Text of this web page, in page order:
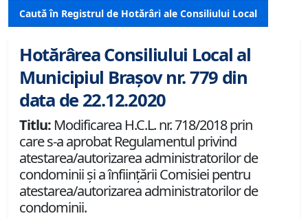
Caută în Registrul de Hotărâri ale Consiliului Local
Hotărârea Consiliului Local al
Municipiul Brașov nr. 779 din
data de 22.12.2020
Titlu: Modificarea H.C.L. nr. 718/2018 prin
care s-a aprobat Regulamentul privind
atestarea/autorizarea administratorilor de
condominii şi a înfiinţării Comisiei pentru
atestarea/autorizarea administratorilor de
condominii.